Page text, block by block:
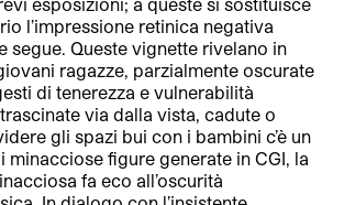
l’impressione retinica negativa
segue. Queste vignette rivelano in
ragazze, parzialmente oscurate
di tenerezza e vulnerabilità
via dalla vista, cadute o
gli spazi bui con i bambini c’è un
minacciose figure generate in CGI, la
fa eco all’oscurità